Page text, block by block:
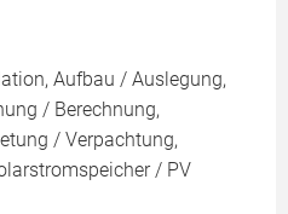
Aufbau / Auslegung,
/ Berechnung,
/ Verpachtung,
/ PV